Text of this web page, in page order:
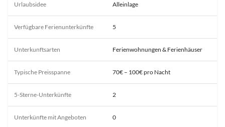
Urlaubsidee Alleinlage
Verfügbare Ferienunterkünfte 5
Unterkunftsarten Ferienwohnungen & Ferienhäuser
Typische Preisspanne 70€ – 100€ pro Nacht
5-Sterne-Unterkünfte 2
Unterkünfte mit Angeboten 0